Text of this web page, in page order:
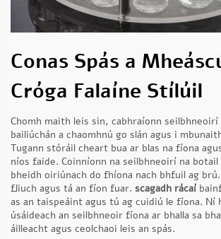
Conas Spás a
Cróga Falaíne Stílúil
Chomh maith leis sin, cabhraíonn seilbhneoirí
bailiúchán a chaomhnú go slán agus i
Tugann stóráil cheart bua ar blas na fíona
níos faide. Coinníonn na seilbhneoirí na
bheidh oiriúnach do fhíona nach bhfuil ag brú.
fliuch agus tá an fíon fuar. scagadh rácaí
as an taispeáint agus tú ag cuidiú le fíona. Ní
úsáideach an seilbhneoir fíona ar bhalla sa
áilleacht agus ceolchaoi leis an spás.